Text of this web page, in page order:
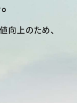
向上のため、